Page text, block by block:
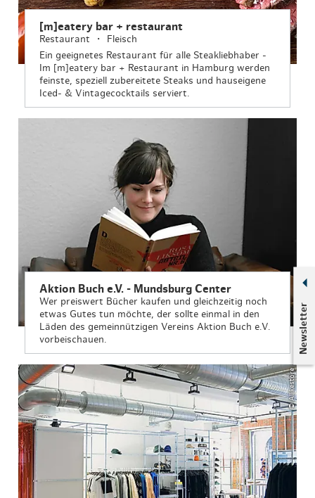
Newsletter
[m]eatery bar + restaurant
Restaurant
Fleisch
Ein geeignetes Restaurant für alle Steakliebhaber -
Im [m]eatery bar + Restaurant in Hamburg werden
feinste, speziell zubereitete Steaks und hauseigene
Iced- & Vintagecocktails serviert.
Aktion Buch e.V. - Mundsburg Center
Wer preiswert Bücher kaufen und gleichzeitig noch
etwas Gutes tun möchte, der sollte einmal in den
Läden des gemeinnützigen Vereins Aktion Buch e.V.
vorbeischauen.
© Allikestore